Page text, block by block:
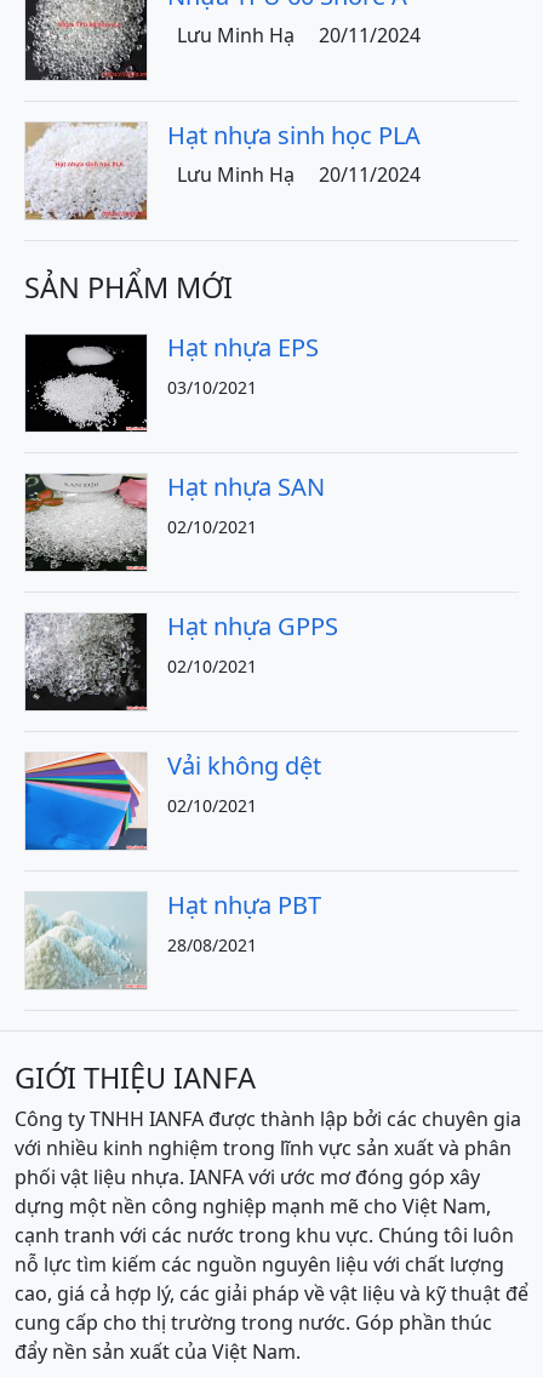
Lưu Minh Hạ 20/11/2024
Hạt nhựa sinh học PLA
Lưu Minh Hạ 20/11/2024
SẢN PHẨM MỚI
Hạt nhựa EPS
03/10/2021
Hạt nhựa SAN
02/10/2021
Hạt nhựa GPPS
02/10/2021
Vải không dệt
02/10/2021
Hạt nhựa PBT
28/08/2021
GIỚI THIỆU IANFA
Công ty TNHH IANFA được thành lập bởi các chuyên gia
với nhiều kinh nghiệm trong lĩnh vực sản xuất và phân
phối vật liệu nhựa. IANFA với ước mơ đóng góp xây
dựng một nền công nghiệp mạnh mẽ cho Việt Nam,
cạnh tranh với các nước trong khu vực. Chúng tôi luôn
nỗ lực tìm kiếm các nguồn nguyên liệu với chất lượng
cao, giá cả hợp lý, các giải pháp về vật liệu và kỹ thuật để
cung cấp cho thị trường trong nước. Góp phần thúc
đẩy nền sản xuất của Việt Nam.